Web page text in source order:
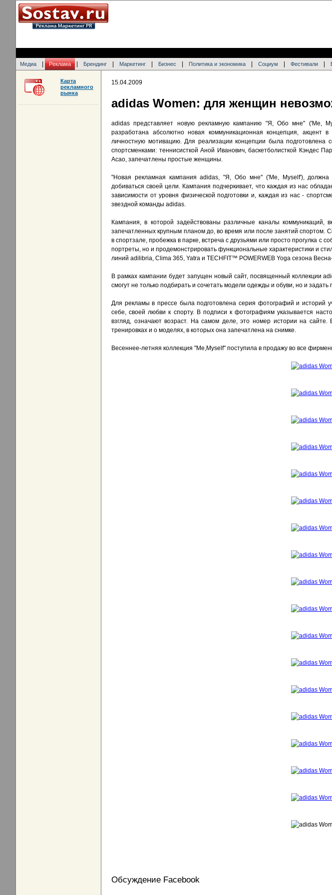
Медиа Реклама Брендинг Маркетинг Бизнес Политика и экономика Социум Фестивали
15.04.2009
adidas Women: для женщин
adidas представляет новую рекламную кампанию "Я, Обо мне" ('Me,
разработана абсолютно новая коммуникационная концепция, акцент
личностную мотивацию. Для реализации концепции была подготовлена
спортсменками: теннисисткой Аной Иванович, баскетболисткой Кэндес
Асао, запечатлены простые женщины.
"Новая рекламная кампания adidas, "Я, Обо мне" ('Me, Myself'),
добиваться своей цели. Кампания подчеркивает, что каждая из нас
зависимости от уровня физической подготовки и, каждая из нас -
звездной команды adidas.
Кампания, в которой задействованы различные каналы
запечатленных крупным планом до, во время или после занятий спортом.
в спортзале, пробежка в парке, встреча с друзьями или просто прогулка с
портреты, но и продемонстрировать функциональные характеристики и
линий adilibria, Clima 365, Yatra и TECHFIT™ POWERWEB Yoga сезона
В рамках кампании будет запущен новый сайт, посвященный коллекции
смогут не только подбирать и сочетать модели одежды и обуви, но и
Для рекламы в прессе была подготовлена серия фотографий и историй
себе, своей любви к спорту. В подписи к фотографиям указывается
взгляд, означают возраст. На самом деле, это номер истории на
тренировках и о моделях, в которых она запечатлена на снимке.
Весеннее-летняя коллекция "Me,Myself" поступила в продажу во все
Обсуждение Facebook
Карта
рекламного
рынка